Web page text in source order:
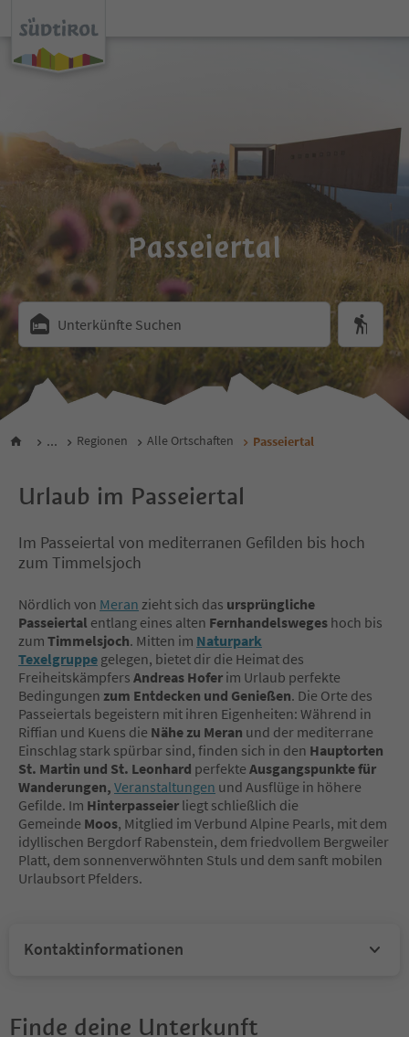
Passeiertal
Unterkünfte Suchen
... Regionen Alle Ortschaften Passeiertal
Urlaub im Passeiertal
Im Passeiertal von mediterranen Gefilden bis hoch
zum Timmelsjoch
Nördlich von Meran zieht sich das ursprüngliche
Passeiertal entlang eines alten Fernhandelsweges hoch bis
zum Timmelsjoch. Mitten im Naturpark
Texelgruppe gelegen, bietet dir die Heimat des
Freiheitskämpfers Andreas Hofer im Urlaub perfekte
Bedingungen zum Entdecken und Genießen. Die Orte des
Passeiertals begeistern mit ihren Eigenheiten: Während in
Riffian und Kuens die Nähe zu Meran und der mediterrane
Einschlag stark spürbar sind, finden sich in den Hauptorten
St. Martin und St. Leonhard perfekte Ausgangspunkte für
Wanderungen, Veranstaltungen und Ausflüge in höhere
Gefilde. Im Hinterpasseier liegt schließlich die
Gemeinde Moos, Mitglied im Verbund Alpine Pearls, mit dem
idyllischen Bergdorf Rabenstein, dem friedvollem Bergweiler
Platt, dem sonnenverwöhnten Stuls und dem sanft mobilen
Urlaubsort Pfelders.
Kontaktinformationen
Finde deine Unterkunft